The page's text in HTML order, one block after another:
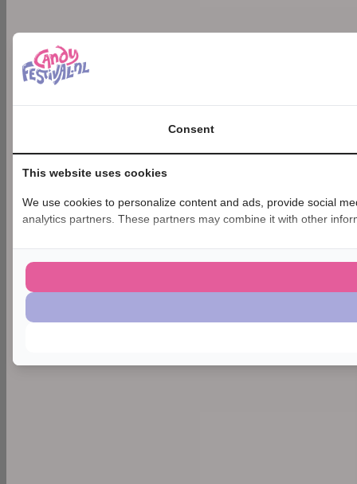
Consent
This website uses cookies
We use cookies to personalize content and ads, provide social
analytics partners. These partners may combine it with other